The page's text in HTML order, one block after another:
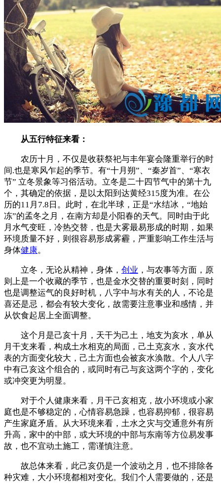
从五行特征来看：
农历十月，不仅是收获祭祀与丰年宴会隆重举行的时
间.也是寒风乍起的季节。有“十月朔”、“秦岁首”、“寒衣
节” 立冬景象等习俗活动。立冬是二十四节气中的第十九
个，其确定的依据，是以太阳到达黄经315度为准。在公
历的11月7.8日。此时，在北半球，正是“水结冰，“地始
冻”的孟冬之月，在南方却是小阳春的天气。同时由于此
月水气变旺，冷热交替，也是大雾最易形成的时期，如果
环境质量不好，则很容易形成雾霾，严重影响工作生活与
身体健康。
立冬，无论从精神，身体， 创业 ，与农事等方面，原
则上是一个收藏的季节，也是金水交替的重要时刻，同时
也是调整运气的良好时机，八字中与水有关的人，不论是
喜还是忌，都会有较大变化，故需要注意事业和感情，并
从饮食起居上全面调整。
这个月是己亥十月，天干为己土，地支为亥水，单从
月干支来看，构成土水相克的局面，己土克亥水，亥水代
表的方面变化较大，己土方面也会被亥水涣散。个人八字
中有己亥这个组合的，或同时有己与亥这两个字的，变化
或冲突更为明显。
对于个人健康来看，月干己亥相克，故小环境或小家
庭也是不够稳定的，心情容易急躁，也容易抑郁，很容易
产生家庭矛盾。从大环境来看，土水之灾与交通意外有所
升高，家中的中部，或大环境的中部与东南等方位易发事
故，也不宜动土施工，需谨慎注意。
故总体来看，此己亥仍是一个波动之月，也不排除各
种灾难，大小环境都相对变化。我们个人需要做的，还是